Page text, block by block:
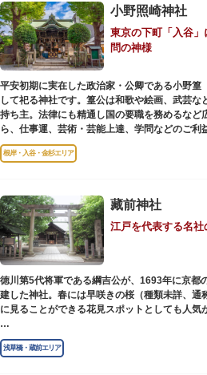
100万分の1の大きさ）のドームの内側すべて
初のシアターで、月ごとに変わるオリジナル映
楽しみながら学習できるイベント企画や、恐竜
本、子ども向けのコーナーもあり、お子様連れ
また、国立科学博物館では、日本およびアジア
施設として、調査研究、標本資料の収集・保管
進。これらの活動を上野の本館、白金台の附属
の実験植物園や筑波研究施設（非公開）で展開
小野照崎神社
東京の下町「入谷
問の神様
平安初期に実在した政治家・公卿である小野篁
して祀る神社です。篁公は和歌や絵画、武芸な
持ち主。法律にも精通し国の要職を務めるなど
ら、仕事運、芸術・芸能上達、学問などのご利
境内には、国の重要有形民俗文化財であるミニ
や、日本三大に数えられる「庚申塚」、昭和
印は、うっとりするほど美しいデザインで人気
江戸後期には、学問の神様である菅原道真公も
る末社を含めて15柱もの神様が祀られています
神社としても知られ、映画「男はつらいよ」で
りは、ここ小野照崎神社のものです。
根岸・入谷・金杉エリア
藏前神社
江戸を代表する名社
徳川第5代将軍である綱吉公が、1693年に京都
建した神社。春には早咲きの桜（種類未詳、通
に見ることができる花見スポットとしても人気
江戸時代には勧進大相撲の開催地としても知ら
野川、雷電などの名力士による幾多の名勝負が
見せました。また、御神輿は昭和の名工・志
浅草橋・蔵前エリア